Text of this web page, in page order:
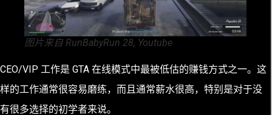
图片来自 RunBabyRun 28, Youtube
CEO/VIP 工作是 GTA 在线模式中最被低估的赚钱方式之一。这
样的工作通常很容易磨练，而且通常薪水很高，特别是对于没
有很多选择的初学者来说。